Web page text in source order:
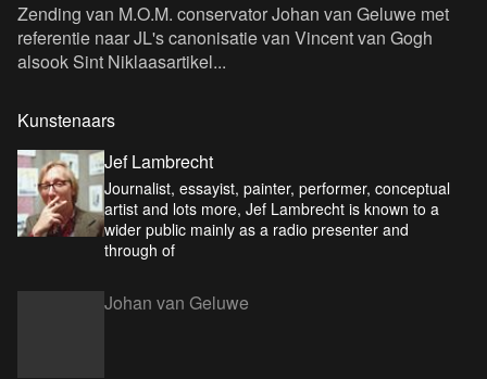
Zending van M.O.M. conservator Johan van Geluwe met
referentie naar JL's canonisatie van Vincent van Gogh
alsook Sint Niklaasartikel...
Kunstenaars
Jef Lambrecht
Journalist, essayist, painter, performer, conceptual
artist and lots more, Jef Lambrecht is known to a
wider public mainly as a radio presenter and
through of
Johan van Geluwe